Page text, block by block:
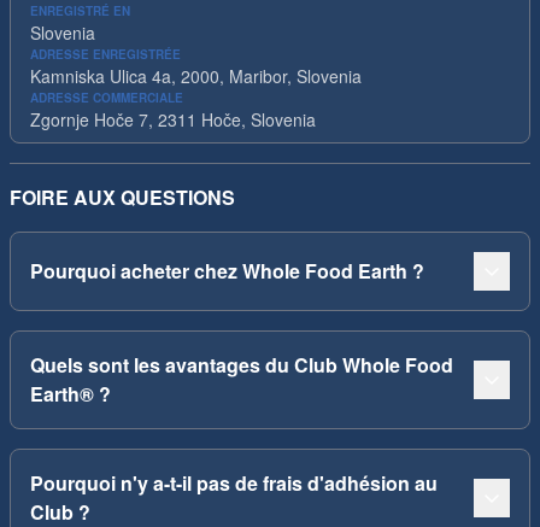
ENREGISTRÉ EN
Slovenia
ADRESSE ENREGISTRÉE
Kamniska Ulica 4a, 2000, Maribor, Slovenia
ADRESSE COMMERCIALE
Zgornje Hoče 7, 2311 Hoče, Slovenia
FOIRE AUX QUESTIONS
Pourquoi acheter chez Whole Food Earth ?
Quels sont les avantages du Club Whole Food
Earth® ?
Pourquoi n'y a-t-il pas de frais d'adhésion au
Club ?